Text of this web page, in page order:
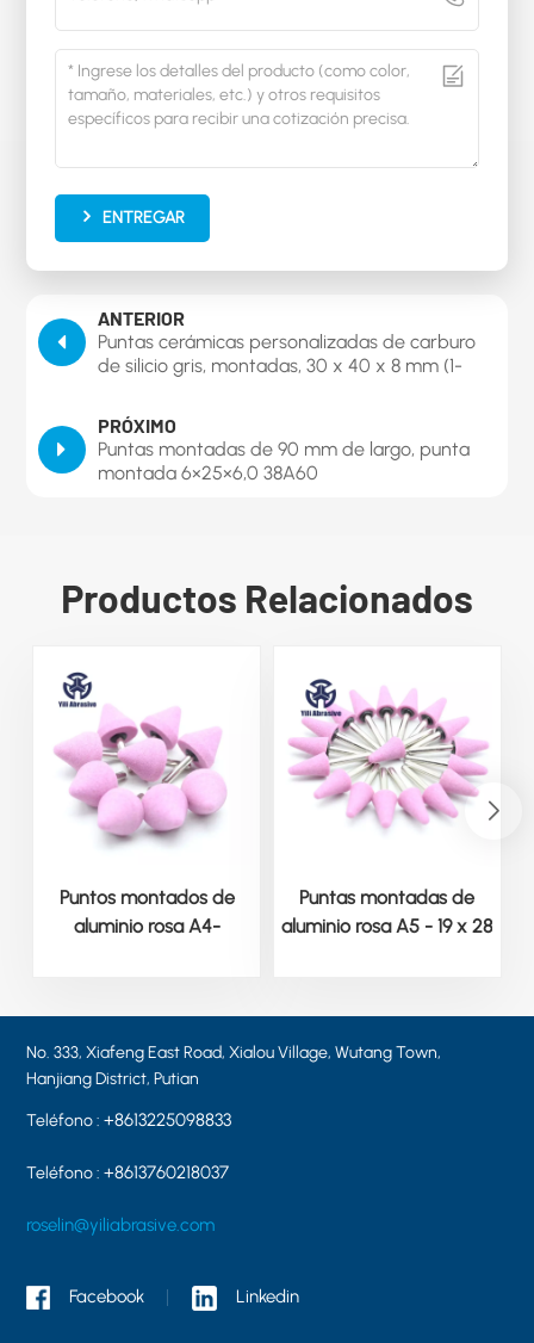
ENTREGAR
ANTERIOR
Puntas cerámicas personalizadas de carburo
de silicio gris, montadas, 30 x 40 x 8 mm (1-
tipo bala.
PRÓXIMO
Puntas montadas de 90 mm de largo, punta
montada 6×25×6,0 38A60
Productos Relacionados
Puntos montados de
aluminio rosa A4-
Puntas montadas de
aluminio rosa A5 - 19 x 28
No. 333, Xiafeng East Road, Xialou Village, Wutang Town,
Hanjiang District, Putian
Teléfono :+8613225098833
Teléfono :+8613760218037
roselin@yiliabrasive.com
Facebook Linkedin